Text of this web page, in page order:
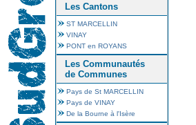
Les Cantons
ST MARCELLIN
VINAY
PONT en ROYANS
Les Communautés
de Communes
Pays de St MARCELLIN
Pays de VINAY
De la Bourne à l'Isère